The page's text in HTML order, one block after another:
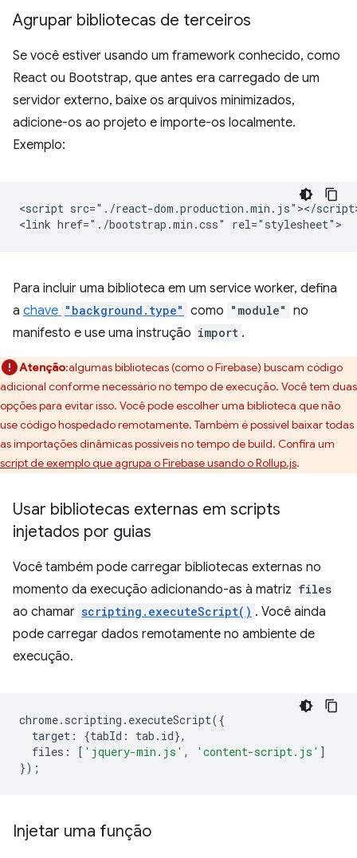
Agrupar bibliotecas de terceiros
Se você estiver usando um framework conhecido, como
React ou Bootstrap, que antes era carregado de um
servidor externo, baixe os arquivos minimizados,
adicione-os ao projeto e importe-os localmente.
Exemplo:
<script src="./react-dom.production.min.js"></
Para incluir uma biblioteca em um service worker, defina
a chave "background.type" como "module" no
manifesto e use uma instrução import .
Atenção:algumas bibliotecas (como o Firebase) buscam código
adicional conforme necessário no tempo de execução. Você tem duas
opções para evitar isso. Você pode escolher uma biblioteca que não
use código hospedado remotamente. Também é possível baixar todas
as importações dinâmicas possíveis no tempo de build. Confira um
script de exemplo que agrupa o Firebase usando o Rollup.js.
Usar bibliotecas externas em scripts
injetados por guias
Você também pode carregar bibliotecas externas no
momento da execução adicionando-as à matriz files
ao chamar scripting.executeScript() . Você ainda
pode carregar dados remotamente no ambiente de
execução.
chrome. scripting . executeScript({
target : {tabId : tab . id},
files : [ 'jquery-min.js' , 'content-script.js' ]
});
Injetar uma função